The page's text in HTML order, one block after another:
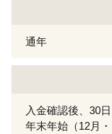
通年
入金確認後、30
年末年始（12月